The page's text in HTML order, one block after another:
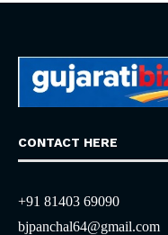
CONTACT HERE
+91 81403 69090
bjpanchal64@gmail.com